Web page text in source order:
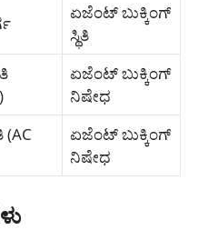
ಏಜೆಂಟ್ ಬುಕ್ಕಿಂಗ್
ಸ್ಥಿತಿ
ಏಜೆಂಟ್ ಬುಕ್ಕಿಂಗ್
ನಿಷೇಧ
ಏಜೆಂಟ್ ಬುಕ್ಕಿಂಗ್
ನಿಷೇಧ